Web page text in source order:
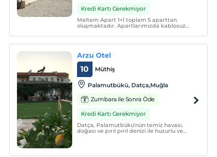
Kredi Kartı Gerekmiyor
Meltem Apart 1+1 toplam 5 aparttan
oluşmaktadır. Apartlarımızda kablosuz
mutfak, mutfak araçları, ocak, buzdolabı,
elektrikli su ısıtıcısı gibi rahatınız ve
Arzu Otel
Müthiş
10
Palamutbükü, Datça,Muğla
Zumbara ile Sonra Öde
Kredi Kartı Gerekmiyor
Datça, Palamutbükü'nün temiz havası,
doğası ve pırıl pırıl denizi ile huzurlu ve